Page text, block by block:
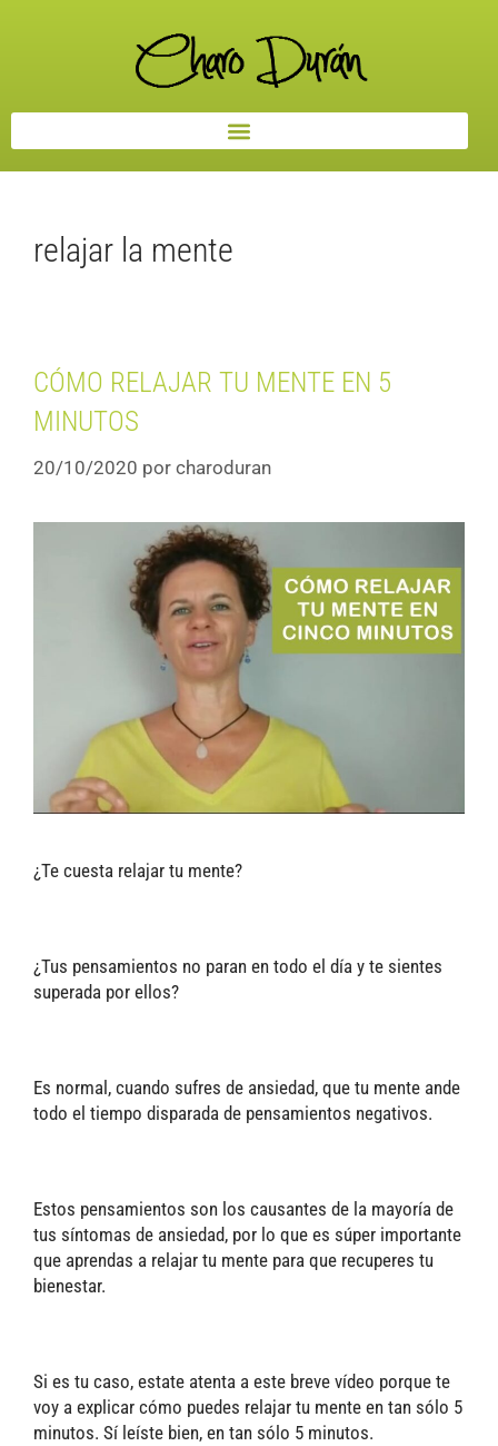
relajar la mente
CÓMO RELAJAR TU MENTE EN 5
MINUTOS
20/10/2020 por charoduran
¿Te cuesta relajar tu mente?
¿Tus pensamientos no paran en todo el día y te sientes
superada por ellos?
Es normal, cuando sufres de ansiedad, que tu mente ande
todo el tiempo disparada de pensamientos negativos.
Estos pensamientos son los causantes de la mayoría de
tus síntomas de ansiedad, por lo que es súper importante
que aprendas a relajar tu mente para que recuperes tu
bienestar.
Si es tu caso, estate atenta a este breve vídeo porque te
voy a explicar cómo puedes relajar tu mente en tan sólo 5
minutos. Sí leíste bien, en tan sólo 5 minutos.